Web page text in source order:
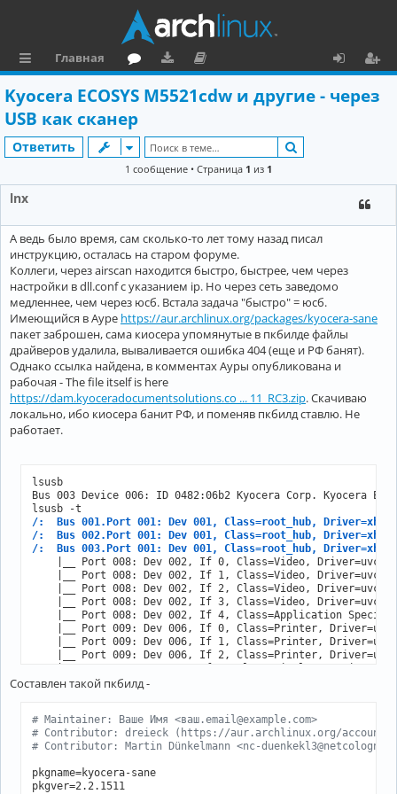
ы
л
и
Главная
м
зк
и
м
е
н
ц
и
я
а
Kyocera ECOSYS M5521cdw и другие - через
USB как сканер
Ответить
1 сообщение • Страница 1 из 1
lnx
А ведь было время, сам сколько-то лет тому назад писал
инструкцию, осталась на старом форуме.
Коллеги, через airscan находится быстро, быстрее, чем через
настройки в dll.conf с указанием ip. Но через сеть заведомо
медленнее, чем через юсб. Встала задача "быстро" = юсб.
Имеющийся в Ауре https://aur.archlinux.org/packages/kyocera-sane
пакет заброшен, сама киосера упомянутые в пкбилде файлы
драйверов удалила, вываливается ошибка 404 (еще и РФ банят).
Однако ссылка найдена, в комментах Ауры опубликована и
рабочая - The file itself is here
https://dam.kyoceradocumentsolutions.co ... 11_RC3.zip. Скачиваю
локально, ибо киосера банит РФ, и поменяв пкбилд ставлю. Не
работает.
lsusb
Bus 003 Device 006: ID 0482:06b2 Kyocera Corp. Kyocera
/:  Bus 001.Port 001: Dev 001, Class=root_hub,
/:  Bus 002.Port 001: Dev 001, Class=root_hub,
/:  Bus 003.Port 001: Dev 001, Class=root_hub,
|__ Port 008: Dev 002, If 0, Class=Video,
|__ Port 008: Dev 002, If 1, Class=Video,
|__ Port 008: Dev 002, If 2, Class=Video,
|__ Port 008: Dev 002, If 3, Class=Video,
|__ Port 008: Dev 002, If 4, Class=Application
|__ Port 009: Dev 006, If 0, Class=Printer,
|__ Port 009: Dev 006, If 1, Class=Printer,
|__ Port 009: Dev 006, If 2, Class=Printer,
Составлен такой пкбилд -
# Maintainer: Ваше Имя <ваш.email@example.com>
# Contributor: dreieck (https://aur.archlinux.org/account/
# Contributor: Martin Dünkelmann <nc-
pkgname=kyocera-sane
pkgver=2.2.1511